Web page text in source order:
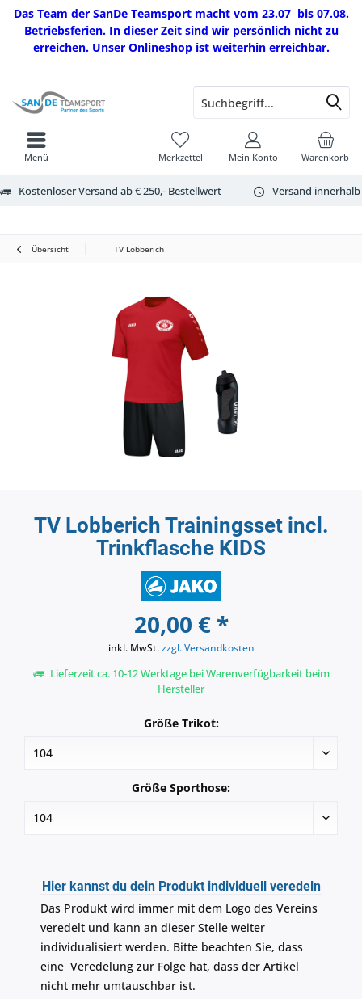
Das Team der SanDe Teamsport macht vom 23.07 bis 07.08.
Betriebsferien. In dieser Zeit sind wir persönlich nicht zu
erreichen. Unser Onlineshop ist weiterhin erreichbar.
Kostenloser Versand ab € 250,- Bestellwert Versand
Warenkorb
Merkzettel Mein Konto
Menü
Übersicht TV Lobberich
TV Lobberich Trainingsset incl.
Trinkflasche KIDS
20,00 € *
inkl. MwSt.zzgl. Versandkosten
Lieferzeit ca. 10-12 Werktage bei Warenverfügbarkeit beim
Hersteller
Größe Trikot:
Größe Sporthose:
Hier kannst du dein Produkt individuell veredeln
Das Produkt wird immer mit dem Logo des Vereins
veredelt und kann an dieser Stelle weiter
individualisiert werden. Bitte beachten Sie, dass
eine Veredelung zur Folge hat, dass der Artikel
nicht mehr umtauschbar ist.